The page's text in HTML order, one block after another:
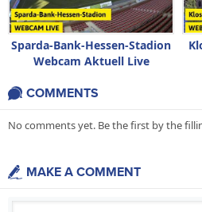
Sparda-Bank-Hessen-Stadion
Webcam Aktuell Live
COMMENTS
No comments yet. Be the first by the
MAKE A COMMENT